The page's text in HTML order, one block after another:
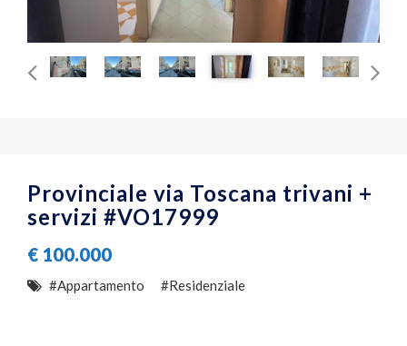
Provinciale via Toscana trivani +
servizi #VO17999
€ 100.000
#Appartamento #Residenziale